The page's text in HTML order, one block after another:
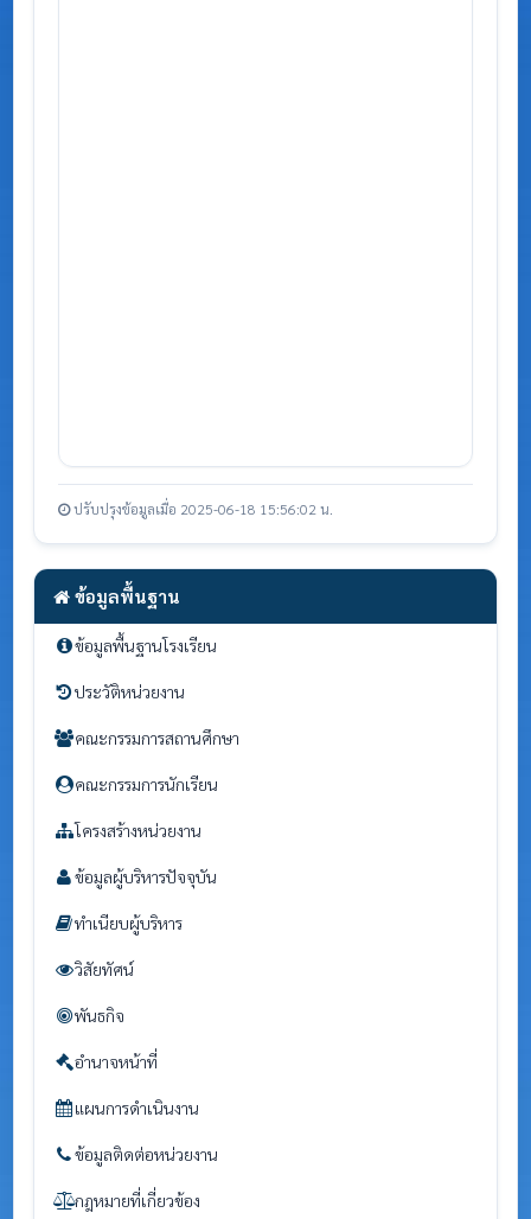
ข้อมูลพื้นฐาน
ข้อมูลพื้นฐานโรงเรียน
ประวัติหน่วยงาน
คณะกรรมการสถานศึกษา
คณะกรรมการนักเรียน
โครงสร้างหน่วยงาน
ข้อมูลผู้บริหารปัจจุบัน
ทำเนียบผู้บริหาร
วิสัยทัศน์
พันธกิจ
อำนาจหน้าที่
แผนการดำเนินงาน
ข้อมูลติดต่อหน่วยงาน
กฎหมายที่เกี่ยวข้อง
ปรับปรุงข้อมูลเมื่อ 2025-06-18 15:56:02 น.